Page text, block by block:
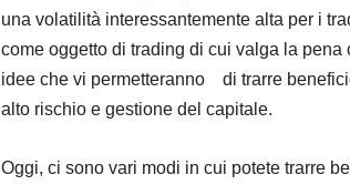
una volatilità interessantemente alta per i
come oggetto di trading di cui valga la
idee che vi permetteranno di trarre
alto rischio e gestione del capitale.
Oggi, ci sono vari modi in cui potete trarre